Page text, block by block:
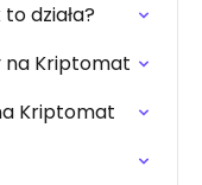
działa?
Kriptomat
Kriptomat